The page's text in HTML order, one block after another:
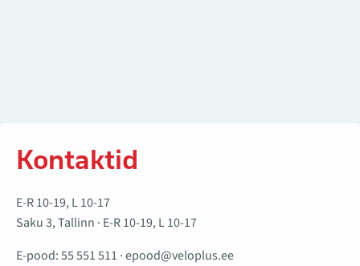
Kontaktid
E-R 10-19, L 10-17
Saku 3, Tallinn · E-R 10-19, L 10-17
E-pood:55 551 511 ·epood@veloplus.ee